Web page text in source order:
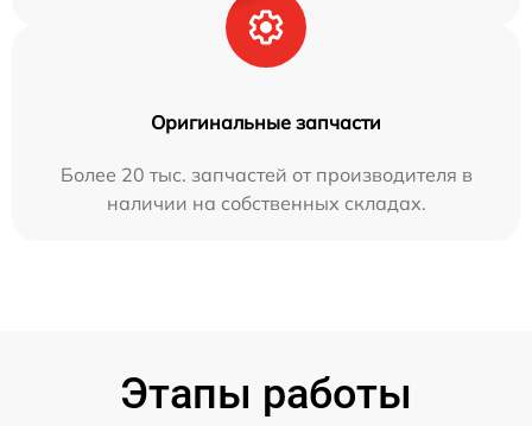
Оригинальные запчасти
Более 20 тыс. запчастей от производителя в
наличии на собственных складах.
Этапы работы